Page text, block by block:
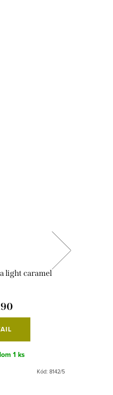
light caramel
1 ks
Kód: 8142/5